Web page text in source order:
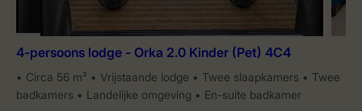
4-persoons lodge - Orka 2.0 Kinder (Pet) 4C4
Circa 56 m² Vrijstaande lodge Twee slaapkamers
Twee
badkamers
Landelijke omgeving En-suite badkamer